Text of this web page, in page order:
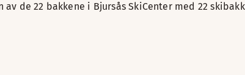
de 22 bakkene i Bjursås SkiCenter med 22